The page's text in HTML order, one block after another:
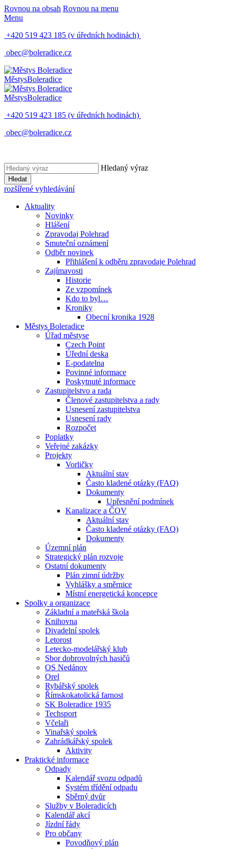
Rovnou na obsah Rovnou na menu
Menu
+420 519 423 185 (v úředních hodinách)
obec@boleradice.cz
MěstysBoleradice
MěstysBoleradice
+420 519 423 185 (v úředních hodinách)
obec@boleradice.cz
Hledaný výraz
Hledat
rozšířené vyhledávání
Aktuality
Novinky
Hlášení
Zpravodaj Polehrad
Smuteční oznámení
Odběr novinek
Přihlášení k odběru zpravodaje Polehrad
Zajímavosti
Historie
Ze vzpomínek
Kdo to byl…
Kroniky
Obecní kronika 1928
Městys Boleradice
Úřad městyse
Czech Point
Úřední deska
E-podatelna
Povinné informace
Poskytnuté informace
Zastupitelstvo a rada
Členové zastupitelstva a rady
Usnesení zastupitelstva
Usnesení rady
Rozpočet
Poplatky
Veřejné zakázky
Projekty
Vorličky
Aktuální stav
Často kladené otázky (FAQ)
Dokumenty
Upřesnění podmínek
Kanalizace a ČOV
Aktuální stav
Často kladené otázky (FAQ)
Dokumenty
Územní plán
Strategický plán rozvoje
Ostatní dokumenty
Plán zimní údržby
Vyhlášky a směrnice
Místní energetická koncepce
Spolky a organizace
Základní a mateřská škola
Knihovna
Divadelní spolek
Letorost
Letecko-modelářský klub
Sbor dobrovolných hasičů
OS Nedánov
Orel
Rybářský spolek
Římskokatolická farnost
SK Boleradice 1935
Techsport
Včelaři
Vinařský spolek
Zahrádkářský spolek
Aktivity
Praktické informace
Odpady
Kalendář svozu odpadů
Systém třídění odpadu
Sběrný dvůr
Služby v Boleradicích
Kalendář akcí
Jízdní řády
Pro občany
Povodňový plán